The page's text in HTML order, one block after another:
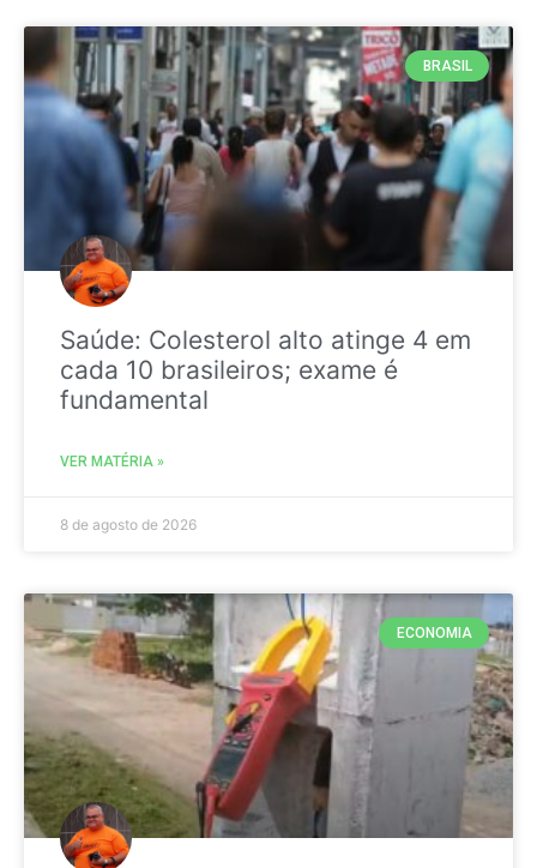
BRASIL
Saúde: Colesterol alto atinge 4 em
cada 10 brasileiros; exame é
fundamental
VER MATÉRIA »
8 de agosto de 2026
ECONOMIA